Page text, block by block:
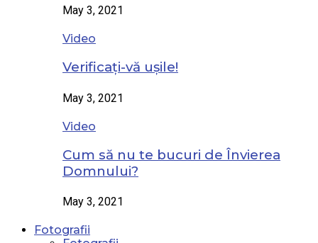
May 3, 2021
Video
Verificați-vă ușile!
May 3, 2021
Video
Cum să nu te bucuri de Învierea
Domnului?
May 3, 2021
Fotografii